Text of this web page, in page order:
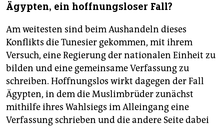
Ägypten, ein hoffnungsloser Fall?
Am weitesten sind beim Aushandeln dieses
Konflikts die Tunesier gekommen, mit ihrem
Versuch, eine Regierung der nationalen Einheit zu
bilden und eine gemeinsame Verfassung zu
schreiben. Hoffnungslos wirkt dagegen der Fall
Ägypten, in dem die Muslimbrüder zunächst
mithilfe ihres Wahlsiegs im Alleingang eine
Verfassung schrieben und die andere Seite dabei